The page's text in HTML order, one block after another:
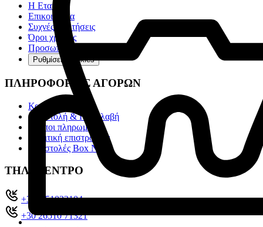
Η Εταιρία
Επικοινωνία
Συχνές ερωτήσεις
Όροι χρήσης
Προσωπικά Δεδομένα
Ρυθμίσεις cookies
ΠΛΗΡΟΦΟΡΙΕΣ ΑΓΟΡΩΝ
Κατάλογοι
Αποστολή & Παραλαβή
Τρόποι πληρωμής
Πολιτική επιστροφών
Αποστολές Box Now
ΤΗΛ. ΚΕΝΤΡΟ
+302651022104
+30 26510 71321